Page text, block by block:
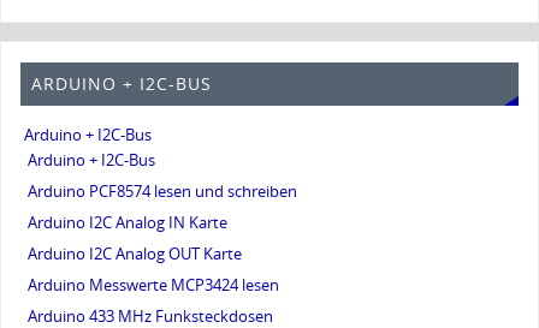
ARDUINO + I2C-BUS
Arduino + I2C-Bus
Arduino + I2C-Bus
Arduino PCF8574 lesen und schreiben
Arduino I2C Analog IN Karte
Arduino I2C Analog OUT Karte
Arduino Messwerte MCP3424 lesen
Arduino 433 MHz Funksteckdosen